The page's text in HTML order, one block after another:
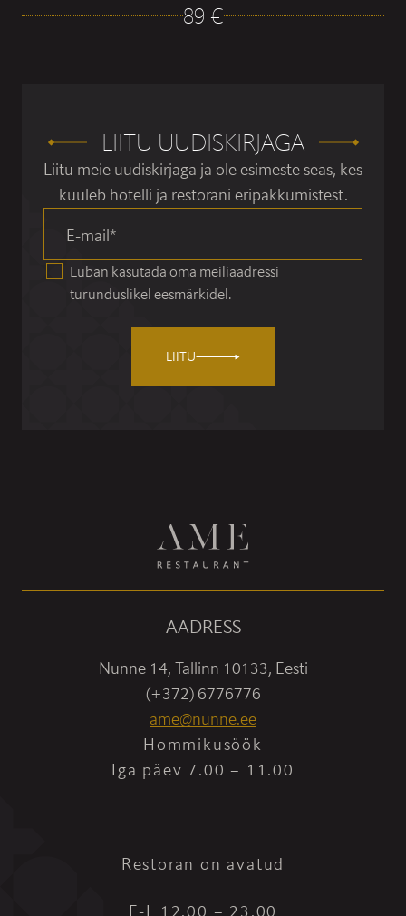
89 €
LIITU UUDISKIRJAGA
Liitu meie uudiskirjaga ja ole esimeste seas, kes
kuuleb hotelli ja restorani eripakkumistest.
E-mail*
Luban kasutada oma meiliaadressi
turunduslikel eesmärkidel.
LIITU
AADRESS
Nunne 14, Tallinn 10133, Eesti
(+372) 6776776
ame@nunne.ee
Hommikusöök
Iga päev 7.00 – 11.00
Restoran on avatud
E-L 12.00 – 23.00